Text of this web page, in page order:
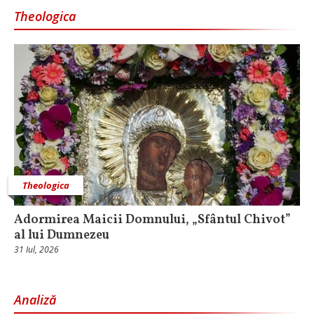
Theologica
Theologica
Adormirea Maicii Domnului, „Sfântul Chivot”
al lui Dumnezeu
31 Iul, 2026
Analiză